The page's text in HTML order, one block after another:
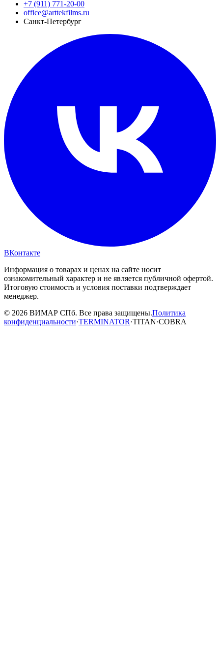
+7 (911) 771-20-00
office@arttekfilms.ru
Санкт-Петербург
ВКонтакте
Информация о товарах и ценах на сайте носит
ознакомительный характер и не является публичной офертой.
Итоговую стоимость и условия поставки подтверждает
менеджер.
© 2026 ВИМАР СПб. Все права защищены.Политика
конфиденциальности·TERMINATOR·TITAN·COBRA